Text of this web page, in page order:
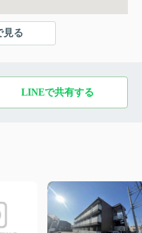
見る
LINEで共有する